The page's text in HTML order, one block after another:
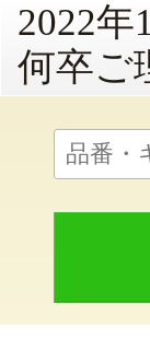
2022
何卒ご